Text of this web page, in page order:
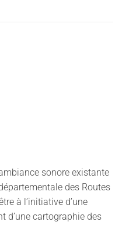
sonore existante
des Routes
à l’initiative d’une
d’une cartographie des